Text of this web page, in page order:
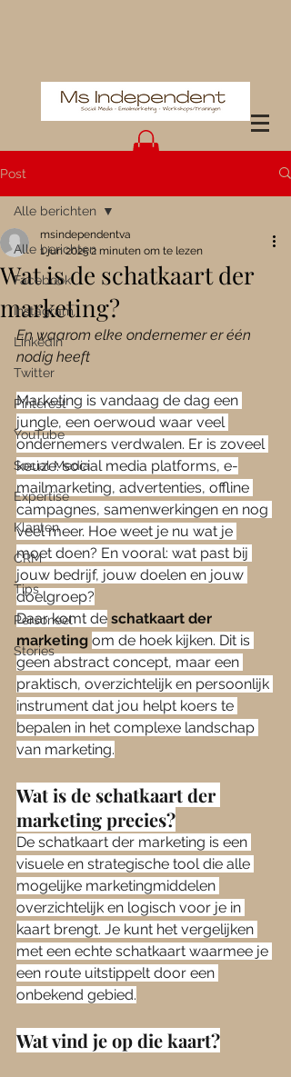
Post
Alle berichten
Facebook
Instagram
LinkedIn
Twitter
Pinterest
YouTube
Social Media
Expertise
Klanten
CRM
Tips
Personeel
Stories
Alle berichten
Wat is de schatkaart der
marketing?
msindependentva
1 jun 20252 minuten om te lezen
En waarom elke ondernemer er één
nodig heeft
Marketing is vandaag de dag een
jungle, een oerwoud waar veel
ondernemers verdwalen. Er is zoveel
keuze: social media platforms, e-
mailmarketing, advertenties, offline
campagnes, samenwerkingen en nog
veel meer. Hoe weet je nu wat je
moet doen? En vooral: wat past bij
jouw bedrijf, jouw doelen en jouw
doelgroep?
Daar komt de schatkaart der
marketing om de hoek kijken. Dit is
geen abstract concept, maar een
praktisch, overzichtelijk en persoonlijk
instrument dat jou helpt koers te
bepalen in het complexe landschap
van marketing.
Wat is de schatkaart der
marketing precies?
De schatkaart der marketing is een
visuele en strategische tool die alle
mogelijke marketingmiddelen
overzichtelijk en logisch voor je in
kaart brengt. Je kunt het vergelijken
met een echte schatkaart waarmee je
een route uitstippelt door een
onbekend gebied.
Wat vind je op die kaart?